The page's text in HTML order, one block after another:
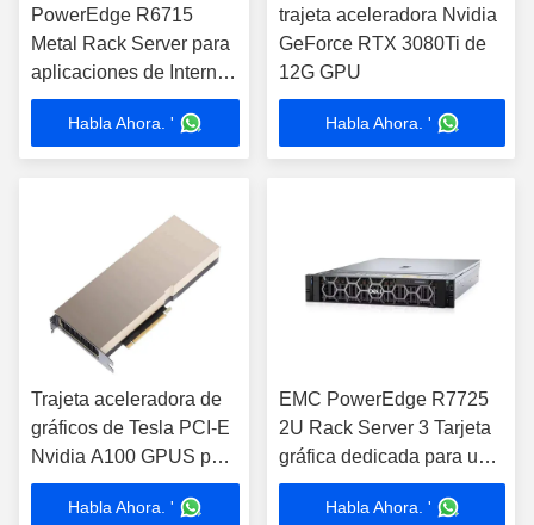
PowerEdge R6715
Metal Rack Server para
aplicaciones de Internet
y almacenamiento de
datos Alimentado por
tarjeta gráfica Nvidia
Habla Ahora. '
trajeta aceleradora Nvidia
GeForce RTX 3080Ti de
12G GPU
Habla Ahora. '
Trajeta aceleradora de
gráficos de Tesla PCI-E
Nvidia A100 GPUS para
el AI profundamente que
aprendeHabla Ahora. '
EMC PowerEdge R7725
2U Rack Server 3 Tarjeta
gráfica dedicada para un
rendimiento óptimo
Habla Ahora. '